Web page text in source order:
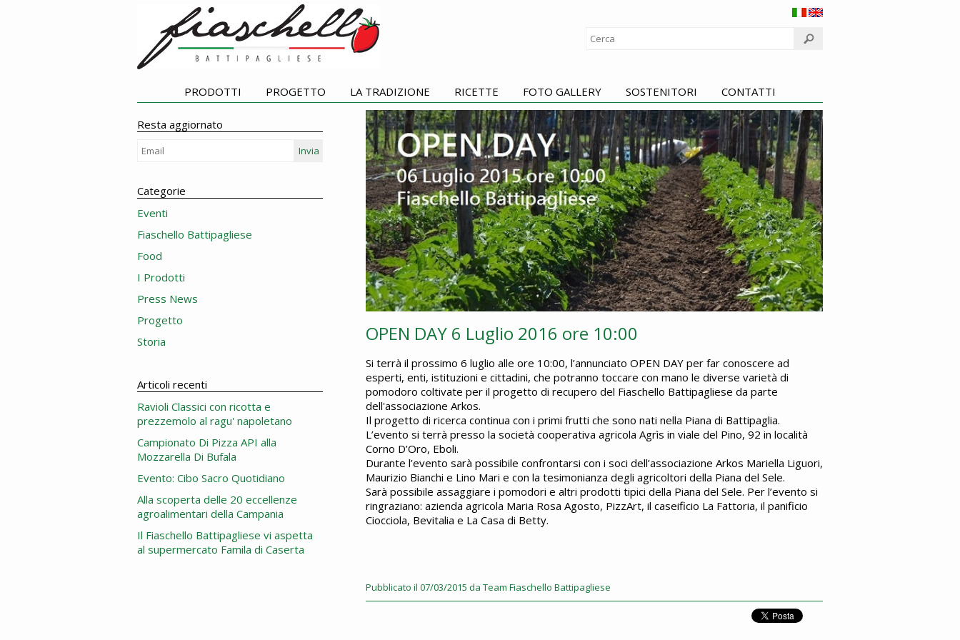
PRODOTTI PROGETTO LA TRADIZIONE RICETTE FOTO GALLERY SOSTENITORI CONTATTI
Resta aggiornato
Invia
Categorie
Eventi
Fiaschello Battipagliese
Food
I Prodotti
Press News
Progetto
Storia
Articoli recenti
Ravioli Classici con ricotta e
prezzemolo al ragu' napoletano
Campionato Di Pizza API alla
Mozzarella Di Bufala
Evento: Cibo Sacro Quotidiano
Alla scoperta delle 20 eccellenze
agroalimentari della Campania
Il Fiaschello Battipagliese vi aspetta
al supermercato Famila di Caserta
OPEN DAY 6 Luglio 2016 ore 10:00
Si terrà il prossimo 6 luglio alle ore 10:00, l’annunciato OPEN DAY per far conoscere ad
esperti, enti, istituzioni e cittadini, che potranno toccare con mano le diverse varietà di
pomodoro coltivate per il progetto di recupero del Fiaschello Battipagliese da parte
dell'associazione Arkos.
Il progetto di ricerca continua con i primi frutti che sono nati nella Piana di Battipaglia.
L’evento si terrà presso la società cooperativa agricola Agrìs in viale del Pino, 92 in località
Corno D’Oro, Eboli.
Durante l’evento sarà possibile confrontarsi con i soci dell’associazione Arkos Mariella Liguori,
Maurizio Bianchi e Lino Mari e con la tesimonianza degli agricoltori della Piana del Sele.
Sarà possibile assaggiare i pomodori e altri prodotti tipici della Piana del Sele. Per l’evento si
ringraziano: azienda agricola Maria Rosa Agosto, PizzArt, il caseificio La Fattoria, il panificio
Ciocciola, Bevitalia e La Casa di Betty.
Pubblicato il 07/03/2015 da Team Fiaschello Battipagliese